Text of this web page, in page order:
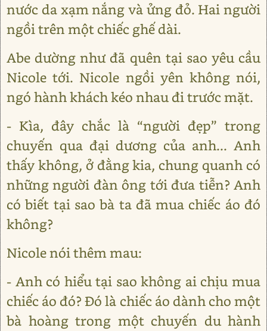
nước da xạm nắng và ửng đỏ. Hai người
ngồi trên một chiếc ghế dài.
Abe dường như đã quên tại sao yêu cầu
Nicole tới. Nicole ngồi yên không nói,
ngó hành khách kéo nhau đi trước mặt.
- Kìa, đây chắc là “người đẹp” trong
chuyến qua đại dương của anh... Anh
thấy không, ở đằng kia, chung quanh có
những người đàn ông tới đưa tiễn? Anh
có biết tại sao bà ta đã mua chiếc áo đó
không?
Nicole nói thêm mau:
- Anh có hiểu tại sao không ai chịu mua
chiếc áo đó? Đó là chiếc áo dành cho một
bà hoàng trong một chuyến du hành